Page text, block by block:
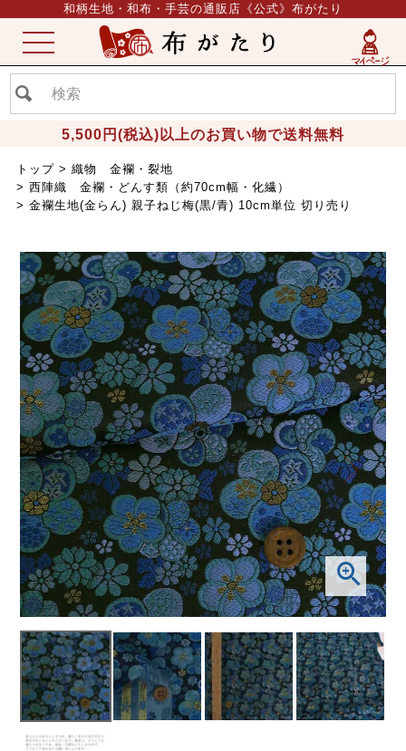
和柄生地・和布・手芸の通販店《公式》布がたり
5,500円(税込)以上のお買い物で送料無料
ME
NU
トップ
織物 金襴・裂地
西陣織 金襴・どんす類（約70cm幅・化繊）
金襴生地(金らん) 親子ねじ梅(黒/青) 10cm単位 切り売り